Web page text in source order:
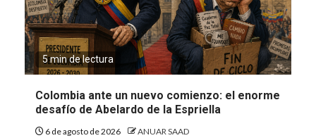
5 min de lectura
Colombia ante un nuevo comienzo: el enorme
desafío de Abelardo de la Espriella
6 de agosto de 2026 ANUAR SAAD